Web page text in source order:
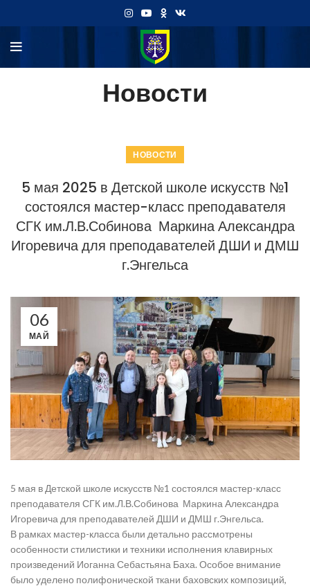
Новости
НОВОСТИ
5 мая 2025 в Детской школе искусств №1
состоялся мастер-класс преподавателя
СГК им.Л.В.Собинова Маркина Александра
Игоревича для преподавателей ДШИ и ДМШ
г.Энгельса
06
МАЙ
5 мая в Детской школе искусств №1 состоялся мастер-класс
преподавателя СГК им.Л.В.Собинова Маркина Александра
Игоревича для преподавателей ДШИ и ДМШ г.Энгельса.
В рамках мастер-класса были детально рассмотрены
особенности стилистики и техники исполнения клавирных
произведений Иоганна Себастьяна Баха. Особое внимание
было уделено полифонической ткани баховских композиций,